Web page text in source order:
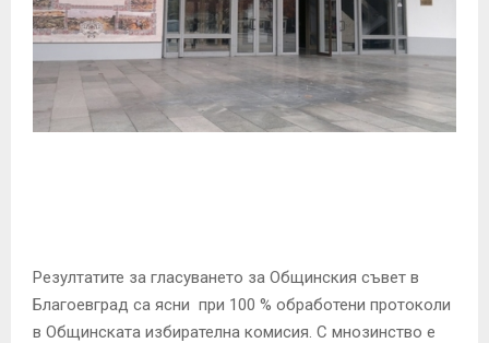
M
E
Резултатите за гласуването за Общинския съвет в
Благоевград са ясни при 100 % обработени протоколи
в Общинската избирателна комисия. С мнозинство е